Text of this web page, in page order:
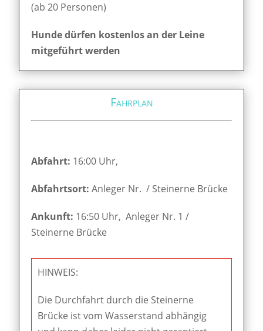
(ab 20 Personen)
Hunde dürfen kostenlos an der Leine
mitgeführt werden
Fahrplan
Abfahrt: 16:00 Uhr,
Abfahrtsort:Anleger Nr. / Steinerne Brücke
Ankunft: 16:50 Uhr, Anleger Nr. 1 /
Steinerne Brücke
HINWEIS:
Die Durchfahrt durch die Steinerne
Brücke ist vom Wasserstand abhängig